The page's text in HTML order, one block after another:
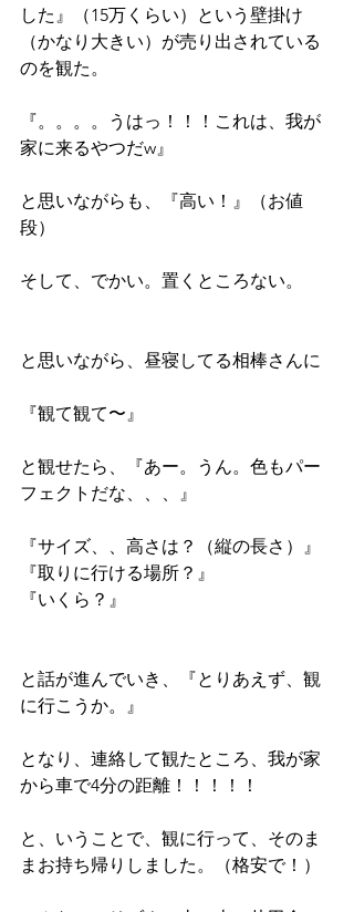
した』（15万くらい）という壁掛け
（かなり大きい）が売り出されている
のを観た。
『。。。。うはっ！！！これは、我が
家に来るやつだw』
と思いながらも、『高い！』（お値
段）
そして、でかい。置くところない。
と思いながら、昼寝してる相棒さんに
『観て観て〜』
と観せたら、『あー。うん。色もパー
フェクトだな、、、』
『サイズ、、高さは？（縦の長さ）』
『取りに行ける場所？』
『いくら？』
と話が進んでいき、『とりあえず、観
に行こうか。』
となり、連絡して観たところ、我が家
から車で4分の距離！！！！！
と、いうことで、観に行って、そのま
まお持ち帰りしました。（格安で！）